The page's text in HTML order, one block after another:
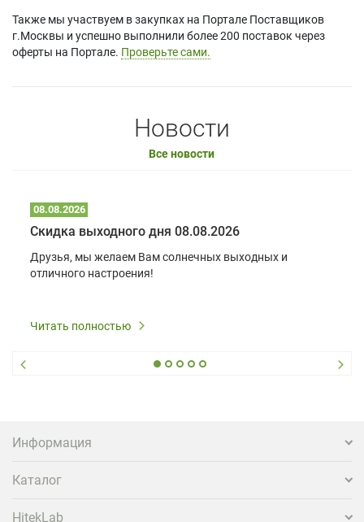
Также мы участвуем в закупках на Портале Поставщиков
г.Москвы и успешно выполнили более 200 поставок через
оферты на Портале. Проверьте сами.
Новости
Все новости
08.08.2026
Скидка выходного дня 08.08.2026
Друзья, мы желаем Вам солнечных выходных и
отличного настроения!
Читать полностью
Информация
Каталог
HitekLab